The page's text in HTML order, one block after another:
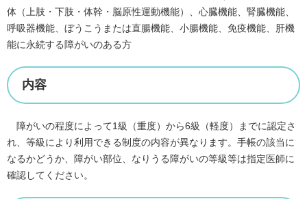
体（上肢・下肢・体幹・脳原性運動機能）、心臓機能、腎臓機能、
呼吸器機能、ぼうこうまたは直腸機能、小腸機能、免疫機能、肝機
能に永続する障がいのある方
内容
障がいの程度によって1級（重度）から6級（軽度）までに認定さ
れ、等級により利用できる制度の内容が異なります。手帳の該当に
なるかどうか、障がい部位、なりうる障がいの等級等は指定医師に
確認してください。